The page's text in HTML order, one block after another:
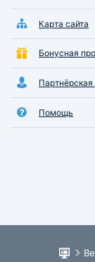
Карта сайта
Бонусная
Помощь